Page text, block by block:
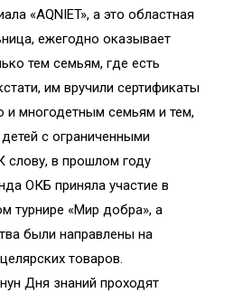
«AQNIET», а это областная
ежегодно оказывает
тем семьям, где есть
им вручили сертификаты
и многодетным семьям и тем,
с ограниченными
слову, в прошлом году
ОКБ приняла участие в
турнире «Мир добра», а
были направлены на
товаров.
Дня знаний проходят